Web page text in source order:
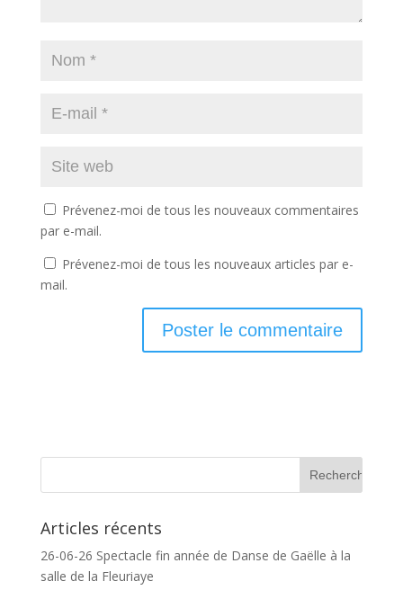
Prévenez-moi de tous les nouveaux commentaires
par e-mail.
Prévenez-moi de tous les nouveaux articles par e-
mail.
Articles récents
26-06-26 Spectacle fin année de Danse de Gaëlle à la
salle de la Fleuriaye